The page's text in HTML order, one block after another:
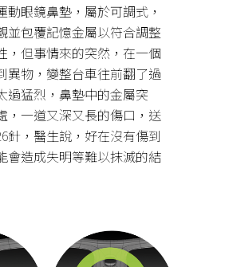
動眼鏡鼻墊，屬於可調式，
並包覆記憶金屬以符合調整
，但事情來的突然，在一個
異物，變整台車往前翻了過
過猛烈，鼻墊中的金屬突
，一道又深又長的傷口，送
針，醫生說，好在沒有傷到
會造成失明等難以抹滅的結